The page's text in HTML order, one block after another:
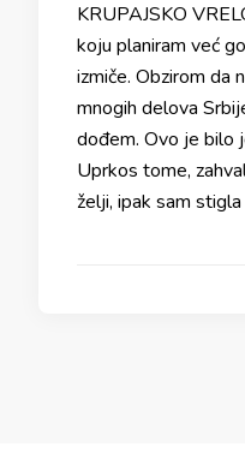
KRUPAJSKO
koju planiram već
izmiče. Obzirom da
mnogih delova
dođem. Ovo je bilo
Uprkos tome,
želji, ipak sam